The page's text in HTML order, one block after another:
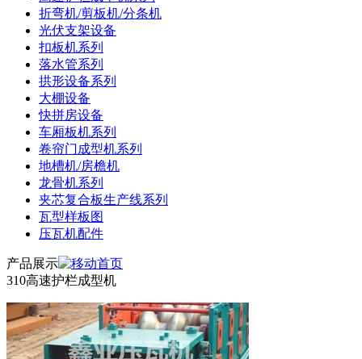
折弯机/剪板机/分条机
光伏支架设备
扣板机系列
落水管系列
拱形设备系列
大棚设备
快拼房设备
车厢板机系列
卷帘门成型机系列
地槽机/房檐机
龙骨机系列
夹芯复合板生产线系列
瓦型样板图
压瓦机配件
产品展示
310高速护栏成型机